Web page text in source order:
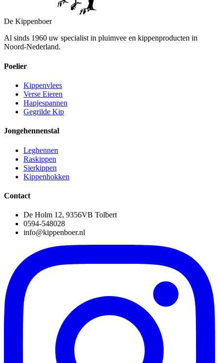
De Kippenboer
Al sinds 1960 uw specialist in pluimvee en kippenproducten in
Noord-Nederland.
Poelier
Kippenvlees
Verse Eieren
Hapjespannen
Gegrilde Kip
Jongehennenstal
Leghennen
Raskippen
Sierkippen
Kippenhokken
Contact
De Holm 12, 9356VB Tolbert
0594-548028
info@kippenboer.nl